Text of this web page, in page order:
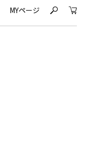
MYページ s c